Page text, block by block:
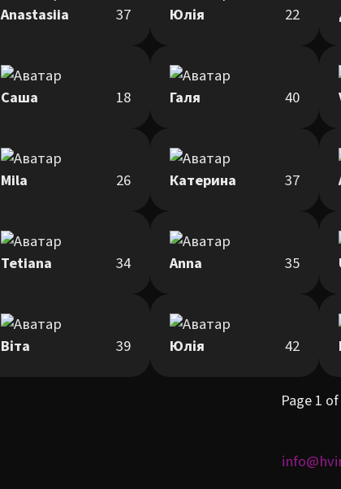
Anastasiia 37 Юлія 22
Саша 18 Галя 40
Mila 26 Катерина 37
Tetiana 34 Anna 35
Віта 39 Юлія 42
Page 1